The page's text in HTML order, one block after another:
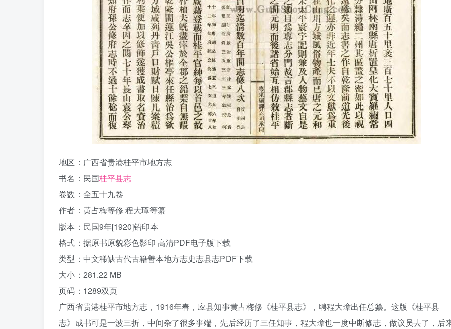
地区：广西省贵港桂平市地方志
书名：民国桂平县志
卷数：全五十九卷
作者：黄占梅等修 程大璋等纂
版本：民国9年[1920]铅印本
格式：据原书原貌彩色影印 高清PDF电子版下载
类型：中文稀缺古代古籍善本地方志史志县志PDF下载
大小：281.22 MB
页码：1289双页
广西省贵港桂平市地方志，1916年春，应县知事黄占梅修《桂平县志》，聘程大璋出任总纂。这版《桂平县
志》成书可是一波三折，中间杂了很多事端，先后经历了三任知事，程大璋也一度中断修志，做议员去了，后